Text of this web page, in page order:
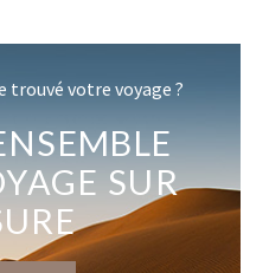
trouvé votre voyage ?
SUR